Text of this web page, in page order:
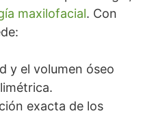
maxilofacial. Con
y el volumen óseo
exacta de los